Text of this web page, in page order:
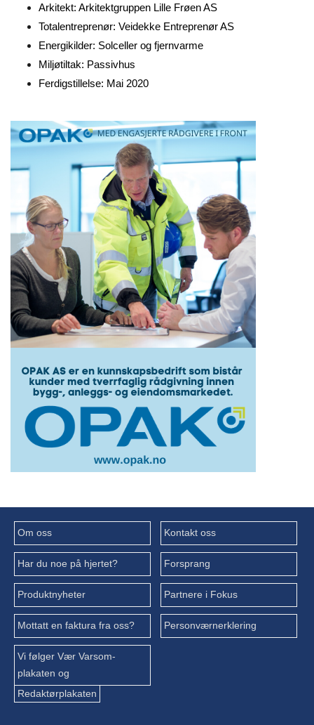
Arkitekt: Arkitektgruppen Lille Frøen AS
Totalentreprenør: Veidekke Entreprenør AS
Energikilder: Solceller og fjernvarme
Miljøtiltak: Passivhus
Ferdigstillelse: Mai 2020
Om oss Kontakt oss
Har du noe på hjertet? Forsprang
Produktnyheter Partnere i Fokus
Mottatt en faktura fra oss? Personværnerklering
Vi følger Vær Varsom-
plakaten og
Redaktørplakaten